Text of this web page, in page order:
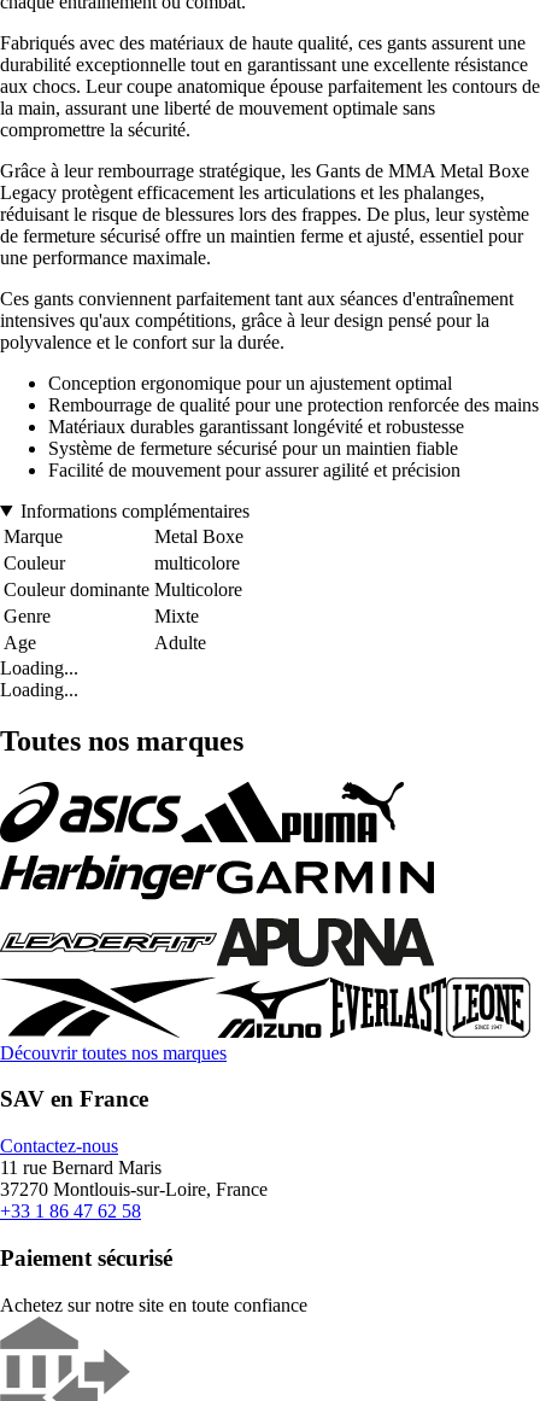
Fabriqués avec des matériaux de haute qualité, ces gants assurent une
durabilité exceptionnelle tout en garantissant une excellente résistance
aux chocs. Leur coupe anatomique épouse parfaitement les contours de
la main, assurant une liberté de mouvement optimale sans
compromettre la sécurité.
Grâce à leur rembourrage stratégique, les Gants de MMA Metal Boxe
Legacy protègent efficacement les articulations et les phalanges,
réduisant le risque de blessures lors des frappes. De plus, leur système
de fermeture sécurisé offre un maintien ferme et ajusté, essentiel pour
une performance maximale.
Ces gants conviennent parfaitement tant aux séances d'entraînement
intensives qu'aux compétitions, grâce à leur design pensé pour la
polyvalence et le confort sur la durée.
Conception ergonomique pour un ajustement optimal
Rembourrage de qualité pour une protection renforcée des mains
Matériaux durables garantissant longévité et robustesse
Système de fermeture sécurisé pour un maintien fiable
Facilité de mouvement pour assurer agilité et précision
Informations complémentaires
Marque
Metal Boxe
Couleur
multicolore
Couleur dominante Multicolore
Genre
Mixte
Age
Adulte
Loading...
Loading...
Toutes nos marques
Découvrir toutes nos marques
SAV en France
Contactez-nous
11 rue Bernard Maris
37270 Montlouis-sur-Loire, France
+33 1 86 47 62 58
Paiement sécurisé
Achetez sur notre site en toute confiance